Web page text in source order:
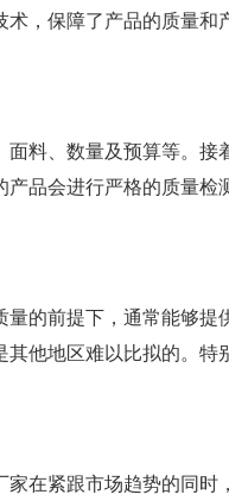
，保障了产品的质量
料、数量及预算等。
品会进行严格的质量
的前提下，通常能够
他地区难以比拟的。
在紧跟市场趋势的同